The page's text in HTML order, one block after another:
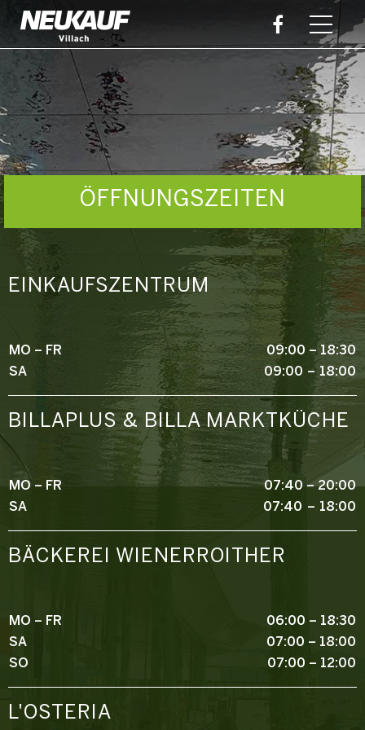
ÖFFNUNGSZEITEN
EINKAUFSZENTRUM
MO – FR
09:00 – 18:30
SA
09:00 – 18:00
BILLAPLUS & BILLA MARKTKÜCHE
MO – FR
07:40 – 20:00
SA
07:40 – 18:00
BÄCKEREI WIENERROITHER
MO – FR
06:00 – 18:30
SA
07:00 – 18:00
SO
07:00 – 12:00
L'OSTERIA